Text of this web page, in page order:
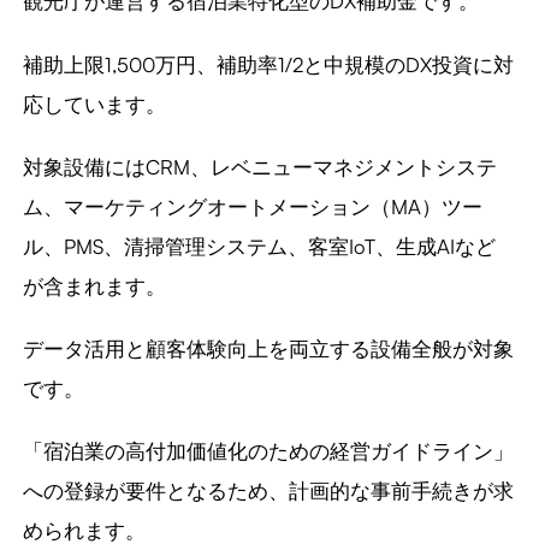
補助上限1,500万円、補助率1/2と中規模のDX投資に対
応しています。
対象設備にはCRM、レベニューマネジメントシステ
ム、マーケティングオートメーション（MA）ツー
ル、PMS、清掃管理システム、客室IoT、生成AIなど
が含まれます。
データ活用と顧客体験向上を両立する設備全般が対象
です。
「宿泊業の高付加価値化のための経営ガイドライン」
への登録が要件となるため、計画的な事前手続きが求
められます。